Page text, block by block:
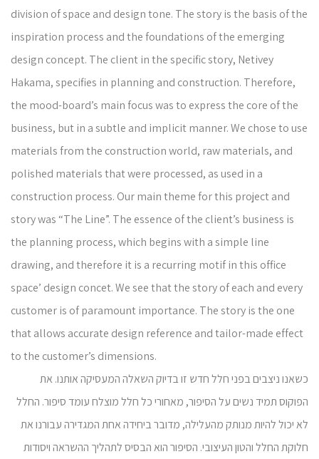
division of space and design tone. The story is the basis of the
inspiration process and the foundations of the emerging
design concept. The client in the specific story, Netivey
Hakama, specifies in planning and construction. Therefore,
the mood-board’s main focus was to express the core of the
business, but in a subtle and implicit manner. We chose to use
materials from the construction world, raw materials, and
polished materials that were processed, as used in a
construction process. Our main theme for this project and
story was “The Line”. The essence of the client’s business is
the planning process, which begins with a simple line
drawing, and therefore it is a recurring motif in this office
space’ design concet. We see that the story of each and every
customer is of paramount importance. The story is the one
that allows accurate design reference and tailor-made effect
to the customer’s dimensions.
כשאנו ניצבים בפני חלל חדש זו בדיוק השאלה המעסיקה אותנו. את
הפוקוס תמיד נשים על הסיפור, מאחורי כל חלל מוצלח עומד סיפור. החלל
לא יכול להיות מנותק מהעלילה, מדובר ביחידה אחת המגדירה עבורנו את
חלוקת החלל והטון העיצובי. הסיפור הוא הבסיס לתהליך ההשראה ויסודות